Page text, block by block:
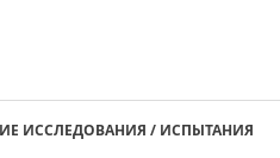
ИССЛЕДОВАНИЯ / ИСПЫТАНИЯ